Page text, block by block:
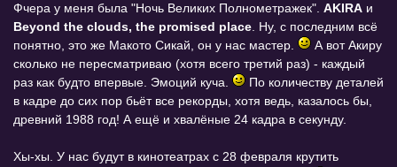
Фчера у меня была "Ночь Великих Полнометражек". AKIRA и
Beyond the clouds, the promised place. Ну, с последним всё
понятно, это же Макото Сикай, он у нас мастер.
А вот Акиру
сколько не пересматриваю (хотя всего третий раз) - каждый
раз как будто впервые. Эмоций куча.
По количеству деталей
в кадре до сих пор бьёт все рекорды, хотя ведь, казалось бы,
древний 1988 год! А ещё и хвалёные 24 кадра в секунду.
Хы-хы. У нас будут в кинотеатрах с 28 февраля крутить